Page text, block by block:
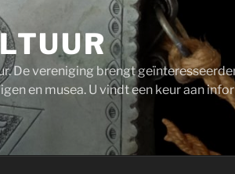
De vereniging brengt
en musea. U vindt een keur aan